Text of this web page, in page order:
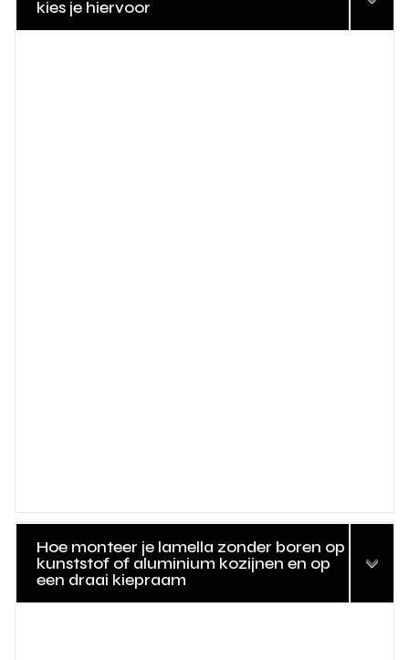
kies je hiervoor
Hoe monteer je lamella zonder boren op
kunststof of aluminium kozijnen en op
een draai kiepraam